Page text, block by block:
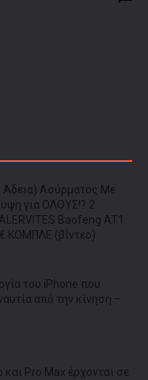
Άδεια) Ασύρματος Με
για ΟΛΟΥΣ!? 2
Baofeng AT1
ΚΟΜΠΛΕ (βίντεο)
του iPhone που
από την κίνηση –
Pro Max έρχονται σε